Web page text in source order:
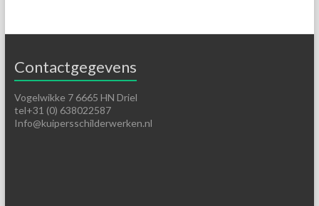
Contactgegevens
Vogelwikke 7 6665 HN Driel
tel+31 (0) 638022587
Info@kuipersschilderwerken.nl